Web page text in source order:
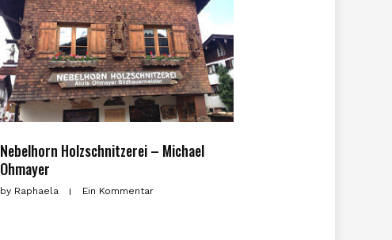
Nebelhorn Holzschnitzerei – Michael
Ohmayer
by Raphaela Ein Kommentar